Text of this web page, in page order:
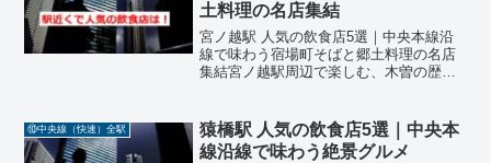
土料理の名店集結
宮ノ越駅 人気の飲食店5選｜中央本線沿
線で味わう宿場町そばと郷土料理の名店
集結宮ノ越駅周辺で楽しむ、木曽の歴史
ゆかりの地として知られる歴史ある宿場
町です。駅周辺には、信...
⑩中央線（快速）全駅
猿橋駅 人気の飲食店5選｜中央本
線沿線で味わう絶景グルメ